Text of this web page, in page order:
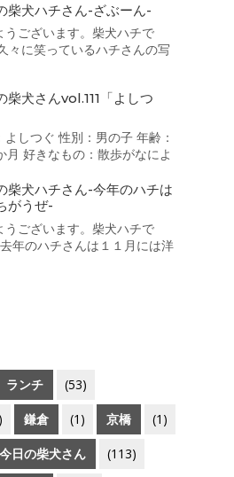
5位は・・・・・・・・・ 車
かけ 靴下 人間 同得票数が３
りました。うちの子も靴下が
柴犬ハチさん-ざぶーん-
うございます。柴犬ハチで
々に笑っているハチさんの写
スカイダック」に遭遇！ ざぶ
一度乗ってみたいなっ
柴犬さんvol.111「よしつ
よしつぐ 性別：男の子 年齢：
月 好きなもの：散歩がなによ
、不快な音 靴で地面をこす
嫌いで、おびえます。 一言：
きで誰にでもなつきます、特
お子さん、おばさまが好きで
柴犬が好き！」をカ...
柴犬ハチさん-今年のハチは
がうぜ-
うございます。柴犬ハチで
年のハチさんは１１月には洋
ランチ (53)
鎌倉 (1) 京橋 (1)
今日の柴犬さん (113)